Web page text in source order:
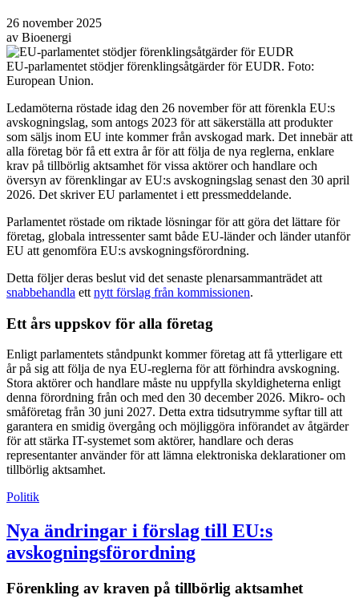
26 november 2025
av Bioenergi
EU-parlamentet stödjer förenklingsåtgärder för EUDR. Foto:
European Union.
Ledamöterna röstade idag den 26 november för att förenkla EU:s
avskogningslag, som antogs 2023 för att säkerställa att produkter
som säljs inom EU inte kommer från avskogad mark. Det innebär att
alla företag bör få ett extra år för att följa de nya reglerna, enklare
krav på tillbörlig aktsamhet för vissa aktörer och handlare och
översyn av förenklingar av EU:s avskogningslag senast den 30 april
2026. Det skriver EU parlamentet i ett pressmeddelande.
Parlamentet röstade om riktade lösningar för att göra det lättare för
företag, globala intressenter samt både EU-länder och länder utanför
EU att genomföra EU:s avskogningsförordning.
Detta följer deras beslut vid det senaste plenarsammanträdet att
snabbehandla ett nytt förslag från kommissionen.
Ett års uppskov för alla företag
Enligt parlamentets ståndpunkt kommer företag att få ytterligare ett
år på sig att följa de nya EU-reglerna för att förhindra avskogning.
Stora aktörer och handlare måste nu uppfylla skyldigheterna enligt
denna förordning från och med den 30 december 2026. Mikro- och
småföretag från 30 juni 2027. Detta extra tidsutrymme syftar till att
garantera en smidig övergång och möjliggöra införandet av åtgärder
för att stärka IT-systemet som aktörer, handlare och deras
representanter använder för att lämna elektroniska deklarationer om
tillbörlig aktsamhet.
Politik
Nya ändringar i förslag till EU:s
avskogningsförordning
Förenkling av kraven på tillbörlig aktsamhet